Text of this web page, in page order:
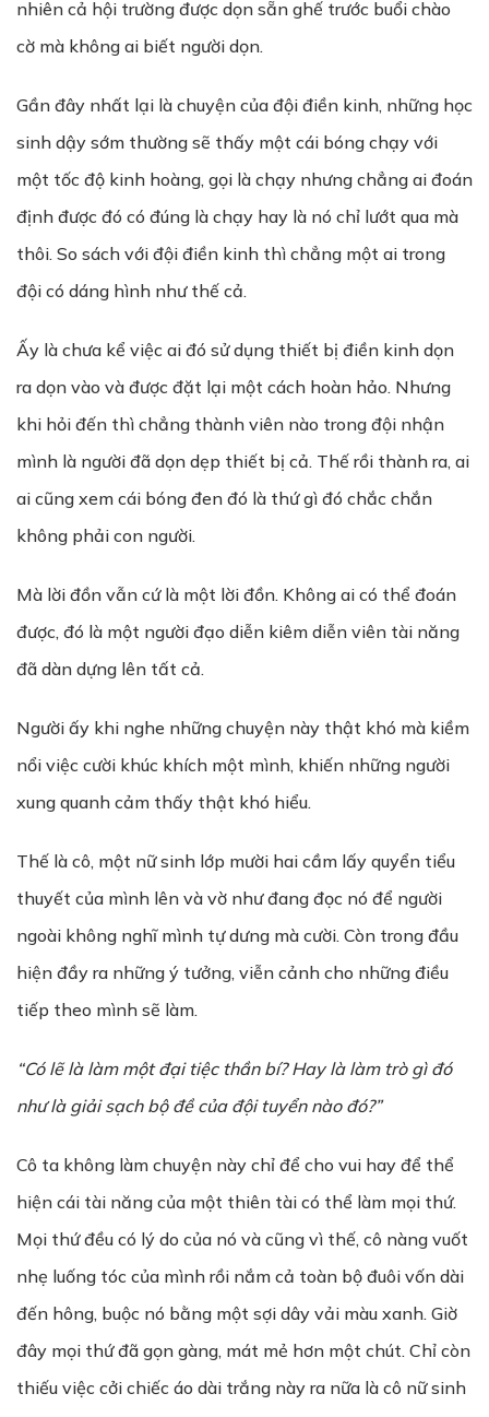
nhiên cả hội trường được dọn sẵn ghế trước buổi chào
cờ mà không ai biết người dọn.
Gần đây nhất lại là chuyện của đội điền kinh, những học
sinh dậy sớm thường sẽ thấy một cái bóng chạy với
một tốc độ kinh hoàng, gọi là chạy nhưng chẳng ai đoán
định được đó có đúng là chạy hay là nó chỉ lướt qua mà
thôi. So sách với đội điền kinh thì chẳng một ai trong
đội có dáng hình như thế cả.
Ấy là chưa kể việc ai đó sử dụng thiết bị điền kinh dọn
ra dọn vào và được đặt lại một cách hoàn hảo. Nhưng
khi hỏi đến thì chẳng thành viên nào trong đội nhận
mình là người đã dọn dẹp thiết bị cả. Thế rồi thành ra, ai
ai cũng xem cái bóng đen đó là thứ gì đó chắc chắn
không phải con người.
Mà lời đồn vẫn cứ là một lời đồn. Không ai có thể đoán
được, đó là một người đạo diễn kiêm diễn viên tài năng
đã dàn dựng lên tất cả.
Người ấy khi nghe những chuyện này thật khó mà kiềm
nổi việc cười khúc khích một mình, khiến những người
xung quanh cảm thấy thật khó hiểu.
Thế là cô, một nữ sinh lớp mười hai cầm lấy quyển tiểu
thuyết của mình lên và vờ như đang đọc nó để người
ngoài không nghĩ mình tự dưng mà cười. Còn trong đầu
hiện đầy ra những ý tưởng, viễn cảnh cho những điều
tiếp theo mình sẽ làm.
“Có lẽ là làm một đại tiệc thần bí? Hay là làm trò gì đó
như là giải sạch bộ đề của đội tuyển nào đó?”
Cô ta không làm chuyện này chỉ để cho vui hay để thể
hiện cái tài năng của một thiên tài có thể làm mọi thứ.
Mọi thứ đều có lý do của nó và cũng vì thế, cô nàng vuốt
nhẹ luống tóc của mình rồi nắm cả toàn bộ đuôi vốn dài
đến hông, buộc nó bằng một sợi dây vải màu xanh. Giờ
đây mọi thứ đã gọn gàng, mát mẻ hơn một chút. Chỉ còn
thiếu việc cởi chiếc áo dài trắng này ra nữa là cô nữ sinh